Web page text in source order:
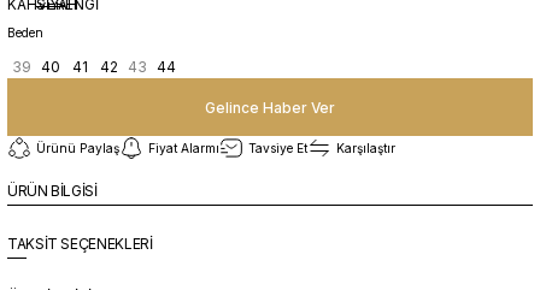
Beden
39 40 41 42 43 44
Gelince Haber Ver
Ürünü Paylaş Fiyat Alarmı Tavsiye Et Karşılaştır
ÜRÜN BİLGİSİ
TAKSİT SEÇENEKLERİ